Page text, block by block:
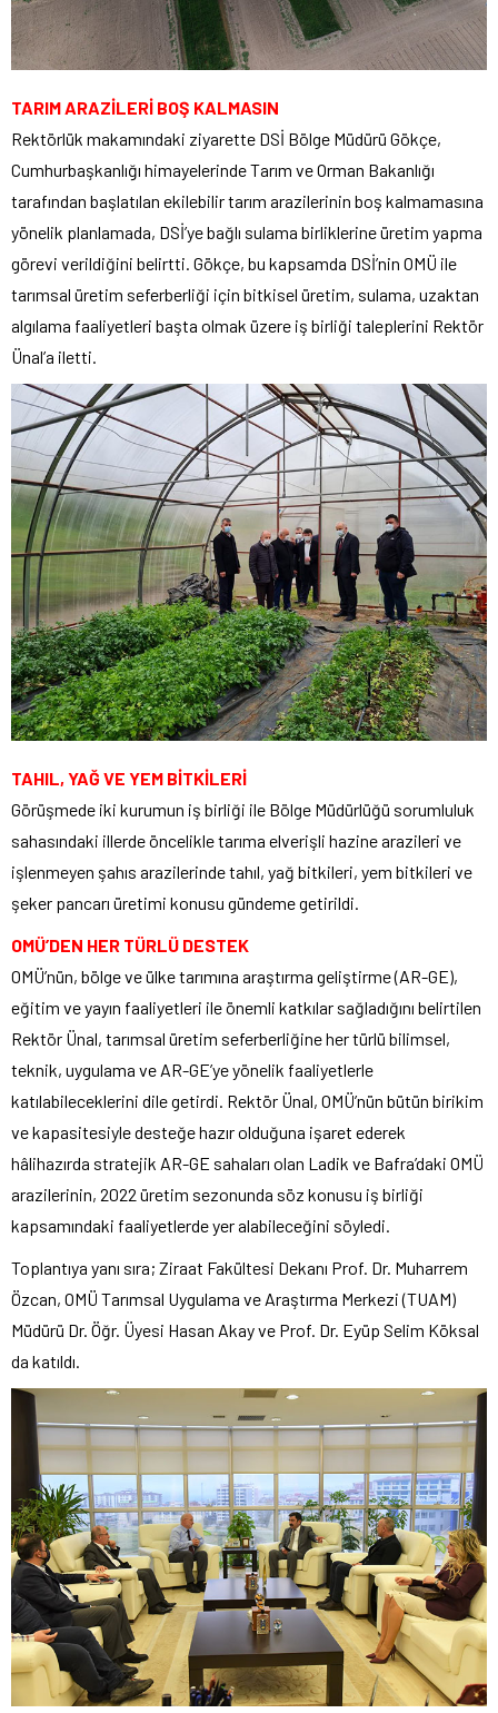
TARIM ARAZİLERİ BOŞ KALMASIN
Rektörlük makamındaki ziyarette DSİ Bölge Müdürü Gökçe,
Cumhurbaşkanlığı himayelerinde Tarım ve Orman Bakanlığı
tarafından başlatılan ekilebilir tarım arazilerinin boş kalmamasına
yönelik planlamada, DSİ’ye bağlı sulama birliklerine üretim yapma
görevi verildiğini belirtti. Gökçe, bu kapsamda DSİ’nin OMÜ ile
tarımsal üretim seferberliği için bitkisel üretim, sulama, uzaktan
algılama faaliyetleri başta olmak üzere iş birliği taleplerini Rektör
Ünal’a iletti.
TAHIL, YAĞ VE YEM BİTKİLERİ
Görüşmede iki kurumun iş birliği ile Bölge Müdürlüğü sorumluluk
sahasındaki illerde öncelikle tarıma elverişli hazine arazileri ve
işlenmeyen şahıs arazilerinde tahıl, yağ bitkileri, yem bitkileri ve
şeker pancarı üretimi konusu gündeme getirildi.
OMÜ’DEN HER TÜRLÜ DESTEK
OMÜ’nün, bölge ve ülke tarımına araştırma geliştirme (AR-GE),
eğitim ve yayın faaliyetleri ile önemli katkılar sağladığını belirtilen
Rektör Ünal, tarımsal üretim seferberliğine her türlü bilimsel,
teknik, uygulama ve AR-GE’ye yönelik faaliyetlerle
katılabileceklerini dile getirdi. Rektör Ünal, OMÜ’nün bütün birikim
ve kapasitesiyle desteğe hazır olduğuna işaret ederek
hâlihazırda stratejik AR-GE sahaları olan Ladik ve Bafra’daki OMÜ
arazilerinin, 2022 üretim sezonunda söz konusu iş birliği
kapsamındaki faaliyetlerde yer alabileceğini söyledi.
Toplantıya yanı sıra; Ziraat Fakültesi Dekanı Prof. Dr. Muharrem
Özcan, OMÜ Tarımsal Uygulama ve Araştırma Merkezi (TUAM)
Müdürü Dr. Öğr. Üyesi Hasan Akay ve Prof. Dr. Eyüp Selim Köksal
da katıldı.